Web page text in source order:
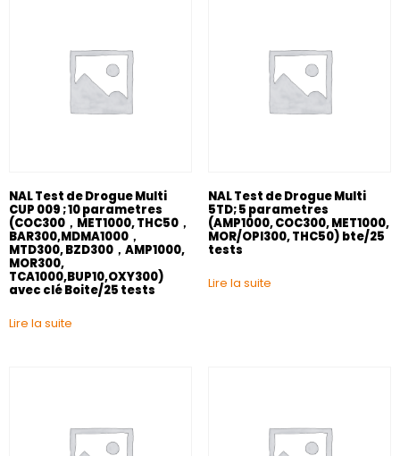
NAL Test de Drogue Multi
CUP 009 ; 10 parametres
(COC300，MET1000, THC50，
BAR300,MDMA1000，
MTD300, BZD300，AMP1000,
MOR300,
TCA1000,BUP10,OXY300)
avec clé Boite/25 tests
Lire la suite
NAL Test de Drogue Multi
5TD; 5 parametres
(AMP1000, COC300, MET1000,
MOR/OPI300, THC50) bte/25
tests
Lire la suite